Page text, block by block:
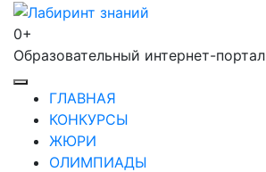
Перейти
содержимому
Enter)
Лабиринт знаний
0+
Образовательный интернет-портал
ГЛАВНАЯ
КОНКУРСЫ
ЖЮРИ
ОЛИМПИАДЫ